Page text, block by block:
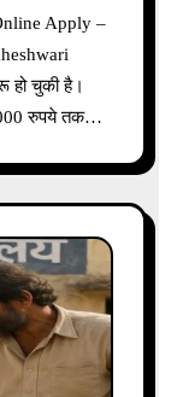
हो चुकी है।
रुपये तक…